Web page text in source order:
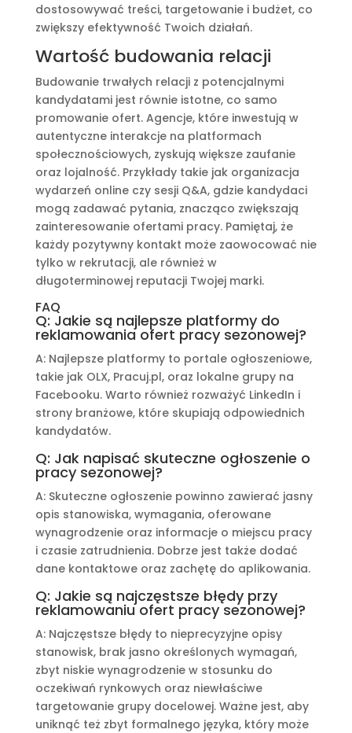
dostosowywać treści, targetowanie i budżet, co
zwiększy efektywność Twoich działań.
Wartość budowania relacji
Budowanie trwałych relacji z potencjalnymi
kandydatami jest równie istotne, co samo
promowanie ofert. Agencje, które inwestują w
autentyczne interakcje na platformach
społecznościowych, zyskują większe zaufanie
oraz lojalność. Przykłady takie jak organizacja
wydarzeń online czy sesji Q&A, gdzie kandydaci
mogą zadawać pytania, znacząco zwiększają
zainteresowanie ofertami pracy. Pamiętaj, że
każdy pozytywny kontakt może zaowocować nie
tylko w rekrutacji, ale również w
długoterminowej reputacji Twojej marki.
FAQ
Q: Jakie są najlepsze platformy do
reklamowania ofert pracy sezonowej?
A: Najlepsze platformy to portale ogłoszeniowe,
takie jak OLX, Pracuj.pl, oraz lokalne grupy na
Facebooku. Warto również rozważyć LinkedIn i
strony branżowe, które skupiają odpowiednich
kandydatów.
Q: Jak napisać skuteczne ogłoszenie o
pracy sezonowej?
A: Skuteczne ogłoszenie powinno zawierać jasny
opis stanowiska, wymagania, oferowane
wynagrodzenie oraz informacje o miejscu pracy
i czasie zatrudnienia. Dobrze jest także dodać
dane kontaktowe oraz zachętę do aplikowania.
Q: Jakie są najczęstsze błędy przy
reklamowaniu ofert pracy sezonowej?
A: Najczęstsze błędy to nieprecyzyjne opisy
stanowisk, brak jasno określonych wymagań,
zbyt niskie wynagrodzenie w stosunku do
oczekiwań rynkowych oraz niewłaściwe
targetowanie grupy docelowej. Ważne jest, aby
uniknąć też zbyt formalnego języka, który może